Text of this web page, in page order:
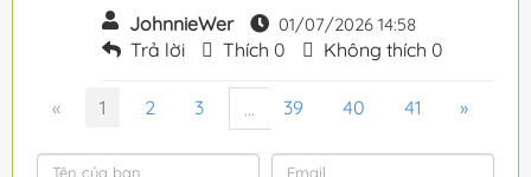
JohnnieWer
01/07/2026 14:58
Trả lời Thích 0 Không thích 0
« 1 2 3 ... 39 40 41 »